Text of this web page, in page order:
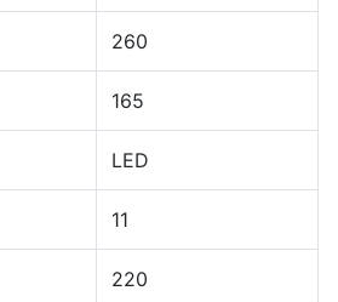
260
165
LED
11
220